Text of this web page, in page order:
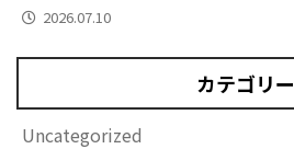
2026.07.10
カテゴリー
Uncategorized